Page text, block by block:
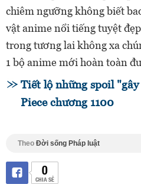
chiêm ngưỡng không biết
vật anime nổi tiếng tuyệt
trong tương lai không xa
1 bộ anime mới hoàn toàn
Tiết lộ những spoil
Piece chương 1100
Theo Đời sống Pháp luật
0
CHIA SẺ